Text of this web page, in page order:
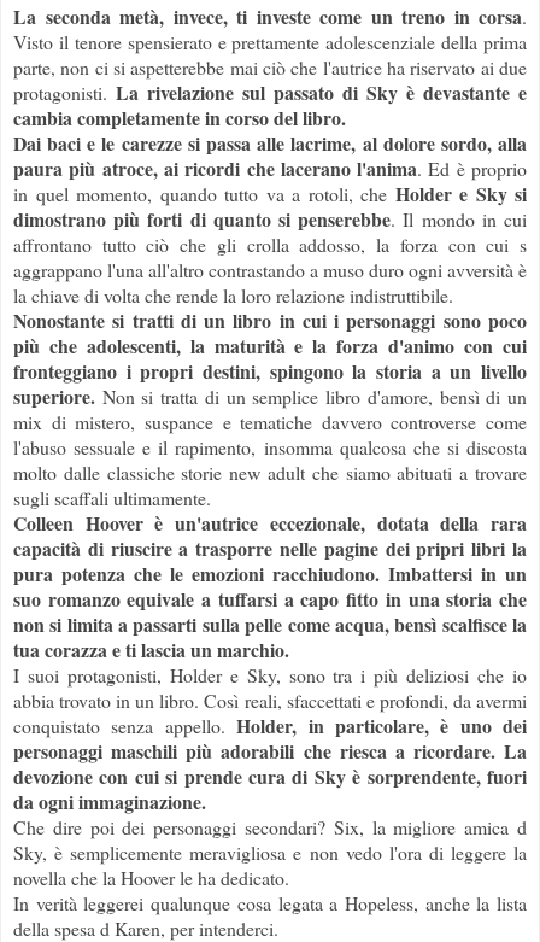
La seconda metà, invece, ti investe come un treno in corsa.
Visto il tenore spensierato e prettamente adolescenziale della prima
parte, non ci si aspetterebbe mai ciò che l'autrice ha riservato ai due
protagonisti. La rivelazione sul passato di Sky è devastante e
cambia completamente in corso del libro.
Dai baci e le carezze si passa alle lacrime, al dolore sordo, alla
paura più atroce, ai ricordi che lacerano l'anima. Ed è proprio
in quel momento, quando tutto va a rotoli, che Holder e Sky si
dimostrano più forti di quanto si penserebbe. Il mondo in cui
affrontano tutto ciò che gli crolla addosso, la forza con cui s
aggrappano l'una all'altro contrastando a muso duro ogni avversità è
la chiave di volta che rende la loro relazione indistruttibile.
Nonostante si tratti di un libro in cui i personaggi sono poco
più che adolescenti, la maturità e la forza d'animo con cui
fronteggiano i propri destini, spingono la storia a un livello
superiore. Non si tratta di un semplice libro d'amore, bensì di un
mix di mistero, suspance e tematiche davvero controverse come
l'abuso sessuale e il rapimento, insomma qualcosa che si discosta
molto dalle classiche storie new adult che siamo abituati a trovare
sugli scaffali ultimamente.
Colleen Hoover è un'autrice eccezionale, dotata della rara
capacità di riuscire a trasporre nelle pagine dei pripri libri la
pura potenza che le emozioni racchiudono. Imbattersi in un
suo romanzo equivale a tuffarsi a capo fitto in una storia che
non si limita a passarti sulla pelle come acqua, bensì scalfisce la
tua corazza e ti lascia un marchio.
I suoi protagonisti, Holder e Sky, sono tra i più deliziosi che io
abbia trovato in un libro. Così reali, sfaccettati e profondi, da avermi
conquistato senza appello.Holder, in particolare, è uno dei
personaggi maschili più adorabili che riesca a ricordare. La
devozione con cui si prende cura di Sky è sorprendente, fuori
da ogni immaginazione.
Che dire poi dei personaggi secondari? Six, la migliore amica d
Sky, è semplicemente meravigliosa e non vedo l'ora di leggere la
novella che la Hoover le ha dedicato.
In verità leggerei qualunque cosa legata a Hopeless, anche la lista
della spesa d Karen, per intenderci.